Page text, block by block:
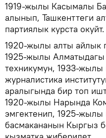
1919-жылы Касымалы
алынып, Ташкенттеги
партиялык курста окуйт.
1920-жылы алты айлык
1925-жылы Алматыдагы
техникумун, 1933-жылы
журналистика
аралыгында бир топ
1920-жылы Нарында
эмгектенип, 1925-
басмакананын Кыргыз